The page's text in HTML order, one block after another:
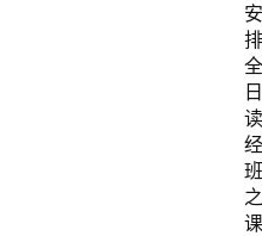
安
排
全
日
读
经
班
之
课